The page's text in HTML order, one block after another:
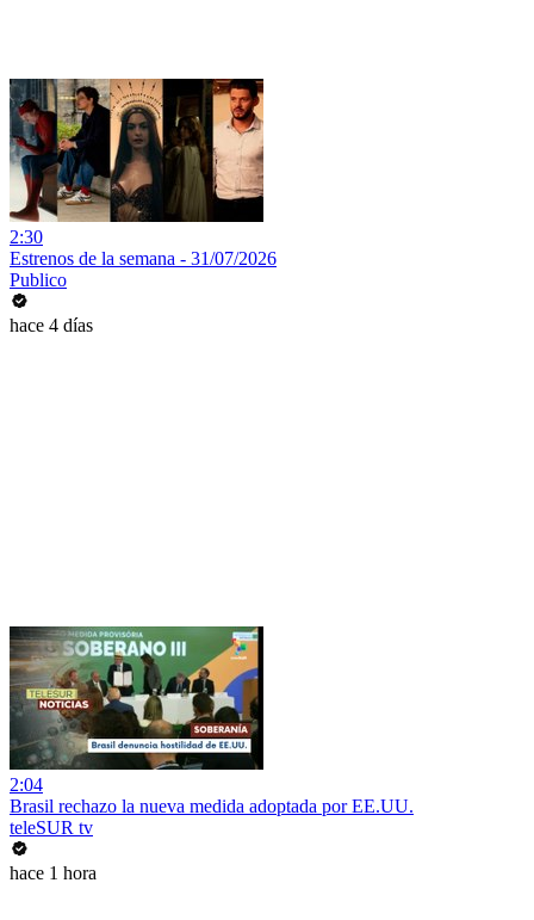
2:30
Estrenos de la semana - 31/07/2026
Publico
hace 4 días
2:04
Brasil rechazo la nueva medida adoptada por EE.UU.
teleSUR tv
hace 1 hora